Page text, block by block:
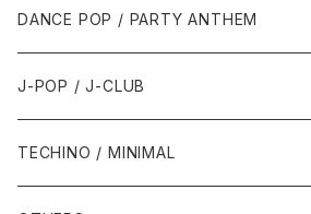
1995年
2001年
2010年
2011年
1999年
2001年
1987年
1990年
1991年
2000年代
1990年
1991年
2000年代
2000年
2001年
1980年代
1985年・以前
1986年
1990年代
1990年
1991年
2000年代
DANCE POP / PARTY ANTHEM
1980年代
1988年・以前
1989年
1990年代
J-POP / J-CLUB
1980年代
TECHINO / MINIMAL